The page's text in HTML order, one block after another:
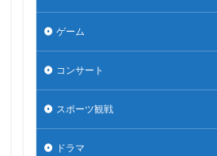
ゲーム
コンサート
スポーツ観戦
ドラマ